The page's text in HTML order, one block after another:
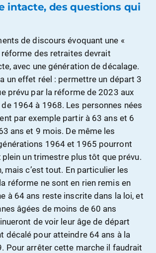
intacte, des questions qui
de discours évoquant une «
réforme des retraites devrait
avec une génération de décalage.
un effet réel : permettre un départ 3
prévu par la réforme de 2023 aux
1964 à 1968. Les personnes nées
par exemple partir à 63 ans et 6
ans et 9 mois. De même les
1964 et 1965 pourront
un trimestre plus tôt que prévu.
mais c’est tout. En particulier les
réforme ne sont en rien remis en
à 64 ans reste inscrite dans la loi, et
âgées de moins de 60 ans
de voir leur âge de départ
décalé pour atteindre 64 ans à la
Pour arrêter cette marche il faudrait